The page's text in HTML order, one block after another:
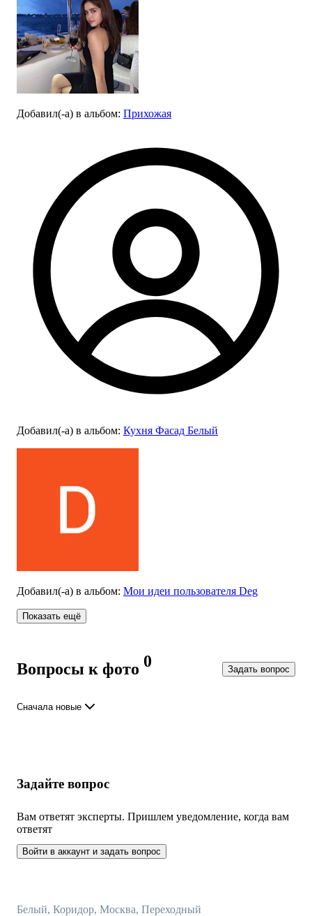
Добавил(-а) в альбом: Прихожая
Добавил(-а) в альбом: Кухня Фасад Белый
Добавил(-а) в альбом: Мои идеи пользователя Deg
Показать ещё
Вопросы к фото 0 Задать вопрос
Сначала новые
Задайте вопрос
Вам ответят эксперты. Пришлем уведомление, когда вам
ответят
Войти в аккаунт и задать вопрос
Белый, Коридор, Москва, Переходный